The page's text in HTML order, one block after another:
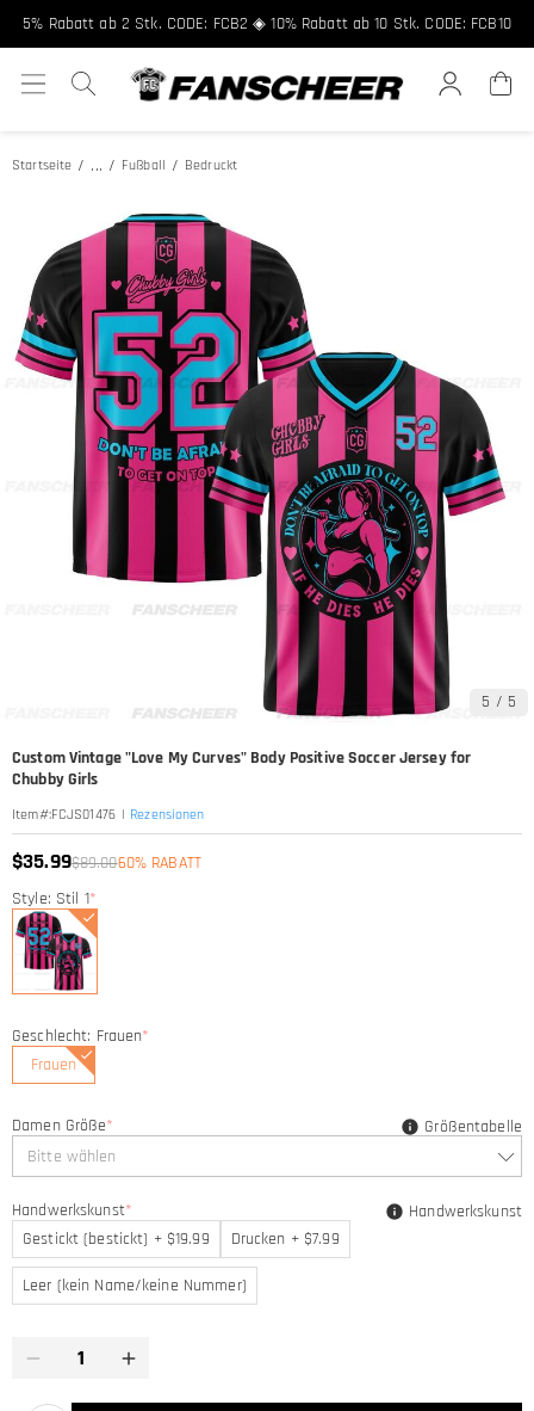
5% Rabatt ab 2 Stk. CODE: FCB2 ◈ 10% Rabatt ab 10 Stk. CODE: FCB10
Startseite ... Fußball Bedruckt
5 / 5
Custom Vintage "Love My Curves" Body Positive Soccer Jersey for
Chubby Girls
Item#:FCJS01476 | Rezensionen
$35.99$89.0060% RABATT
Style: Stil 1*
Geschlecht: Frauen*
Frauen
Damen Größe*
Bitte wählen
Größentabelle
Handwerkskunst*
Gestickt (bestickt) + $19.99
Drucken + $7.99
Leer (kein Name/keine Nummer)
Handwerkskunst